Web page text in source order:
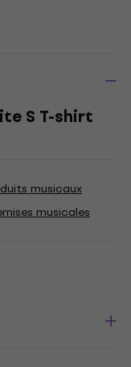
S T-shirt
musicaux
musicales